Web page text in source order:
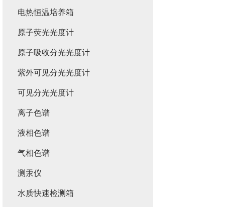
电热恒温培养箱
原子荧光光度计
原子吸收分光光度计
紫外可见分光光度计
可见分光光度计
离子色谱
液相色谱
气相色谱
测汞仪
水质快速检测箱